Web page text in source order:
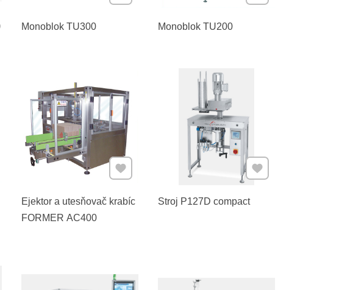
Monoblok TU300 Monoblok TU200
Obľúbeným
Ejektor a utesňovač krabíc
FORMER AC400
Pridať k Obľúbeným
Stroj P127D compact
Pridať k Obľúbeným